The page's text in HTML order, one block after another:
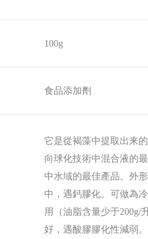
100g
食品添加劑
它是從褐藻中提取出来
向球化技術中混合液的
中水域的最佳產品。外
中，遇鈣膠化。可做為
用（油脂含量少于200g/
好，遇酸膠膠化性減弱。